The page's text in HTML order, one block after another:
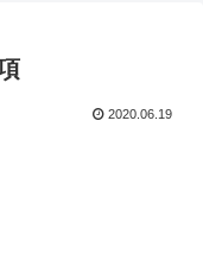
2020.06.19